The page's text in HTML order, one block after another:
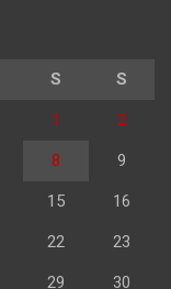
S S
1 2
8 9
15 16
22 23
29 30